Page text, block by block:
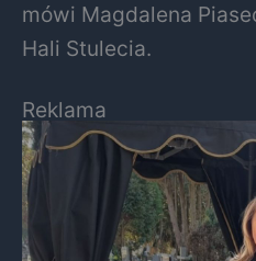
mówi Magdalena
Hali Stulecia.
Reklama